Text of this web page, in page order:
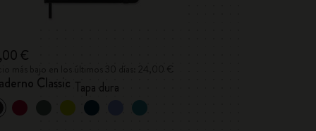
€
Classic Tapa dura